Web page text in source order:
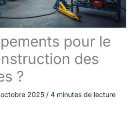
pour le
des
?
octobre 2025 / 4 minutes de lecture